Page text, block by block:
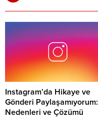
Instagram’da Hikaye ve
Gönderi Paylaşamıyorum:
Nedenleri ve Çözümü